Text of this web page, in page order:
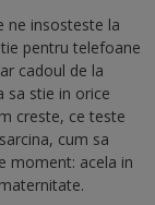
ne insosteste la
pentru telefoane
cadoul de la
sa stie in orice
creste, ce teste
cum sa
moment: acela in